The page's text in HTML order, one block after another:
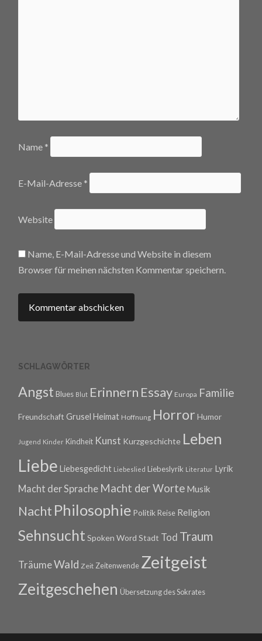
Name *
E-Mail-Adresse *
Website
Name, E-Mail-Adresse und Website in diesem
Browser für meinen nächsten Kommentar speichern.
SCHLAGWÖRTER
Angst Blues Blut Erinnern Essay Europa Familie
Freundschaft Grusel Heimat Hoffnung Horror Humor
Jugend Kinder Kindheit Kunst Kurzgeschichte Leben
Liebe Liebesgedicht Liebeslied Liebeslyrik Literatur Lyrik
Macht der Sprache Macht der Worte Musik
Nacht Philosophie Politik Reise Religion
Sehnsucht Spoken Word Stadt Tod Traum
TräumeWald Zeit Zeitenwende Zeitgeist
Zeitgeschehen Übersetzung des Sokrates